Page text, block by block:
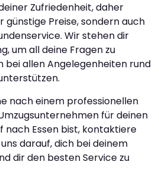
Zufriedenheit, daher
günstige Preise, sondern auch
Wir stehen dir
um all deine Fragen zu
bei allen Angelegenheiten rund
nach einem professionellen
für deinen
nach Essen bist, kontaktiere
darauf, dich bei deinem
dir den besten Service zu